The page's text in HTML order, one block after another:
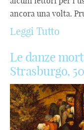
ancora una volta.
Leggi Tutto
Le danze
Strasburgo,